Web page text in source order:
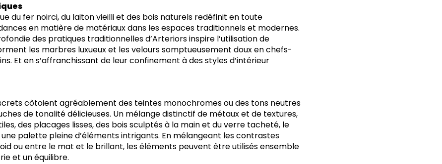
du fer noirci, du laiton vieilli et des bois naturels redéfinit en toute
en matière de matériaux dans les espaces traditionnels et modernes.
des pratiques traditionnelles d’Arteriors inspire l’utilisation de
les marbres luxueux et les velours somptueusement doux en chefs-
Et en s’affranchissant de leur confinement à des styles d’intérieur
côtoient agréablement des teintes monochromes ou des tons neutres
de tonalité délicieuses. Un mélange distinctif de métaux et de textures,
des placages lisses, des bois sculptés à la main et du verre tacheté, le
palette pleine d’éléments intrigants. En mélangeant les contrastes
ou entre le mat et le brillant, les éléments peuvent être utilisés ensemble
et un équilibre.